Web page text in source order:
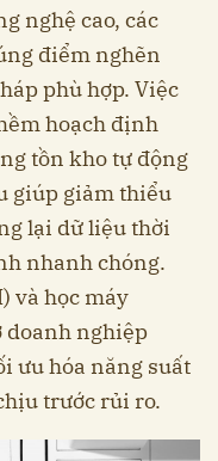
nghệ cao, các
điểm nghẽn
phù hợp. Việc
hoạch định
tồn kho tự động
giúp giảm thiểu
lại dữ liệu thời
nhanh chóng.
và học máy
doanh nghiệp
ưu hóa năng suất
trước rủi ro.